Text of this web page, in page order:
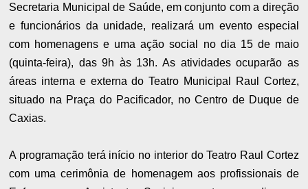
Secretaria Municipal de Saúde, em conjunto com a direção
e funcionários da unidade, realizará um evento especial
com homenagens e uma ação social no dia 15 de maio
(quinta-feira), das 9h às 13h. As atividades ocuparão as
áreas interna e externa do Teatro Municipal Raul Cortez,
situado na Praça do Pacificador, no Centro de Duque de
Caxias.
A programação terá início no interior do Teatro Raul Cortez
com uma cerimônia de homenagem aos profissionais de